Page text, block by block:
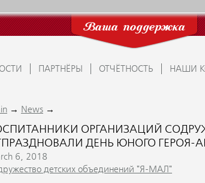
Ваша поддержка
ПАРТНЁРЫ ОТЧЁТНОСТЬ НАШИ
→ News →
ОРГАНИЗАЦИЙ
ДЕНЬ ЮНОГО
6, 2018
детских объединений "Я-МАЛ"